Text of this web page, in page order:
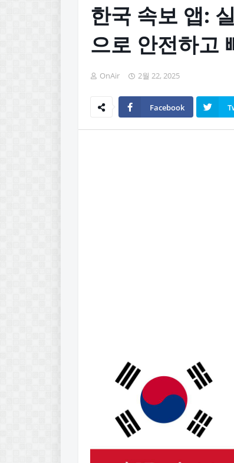
한국 속보 앱:
으로 안전하고
OnAir 2월 22, 2025
Facebook